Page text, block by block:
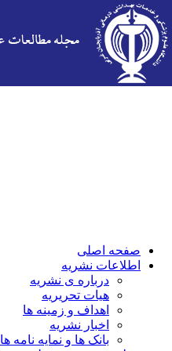
صفحه اصلی
اطلاعات نشریه
درباره ی نشریه
هیات تحریریه
اهداف و زمینه ها
اخبار نشریه
بانک ها و نمایه نامه ها